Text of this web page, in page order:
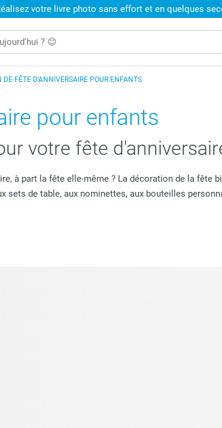
votre livre photo sans effort et en quelques
DE FÊTE D'ANNIVERSAIRE POUR ENFANTS
pour enfants
votre fête
à part la fête elle-même ? La décoration de la fête
sets de table, aux nominettes, aux bouteilles